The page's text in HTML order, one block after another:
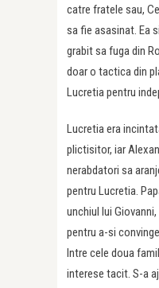
catre fratele sau,
sa fie asasinat. Ea
grabit sa fuga din
doar o tactica din
Lucretia pentru
Lucretia era
plictisitor, iar
nerabdatori sa
pentru Lucretia.
unchiul lui
pentru a-si
Intre cele doua
interese tacit. S-a